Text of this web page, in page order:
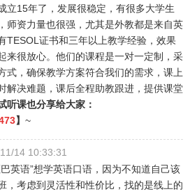
立15年了，发展很稳定，有很多大学生
师资力量也很强，尤其是外教都是来自英
TESOL证书和三年以上教学经验，效果
来很放心。他们的课程是一对一定制，采
式，确保教学方案符合我们的需求，课上
解决难题，课后全程助教跟进，提供课堂
听课也分享给大家：
】 ~
14 10:33:31
英语”想学英语口语，因为不知道自己该
，考虑到灵活性和性价比，找的是线上的